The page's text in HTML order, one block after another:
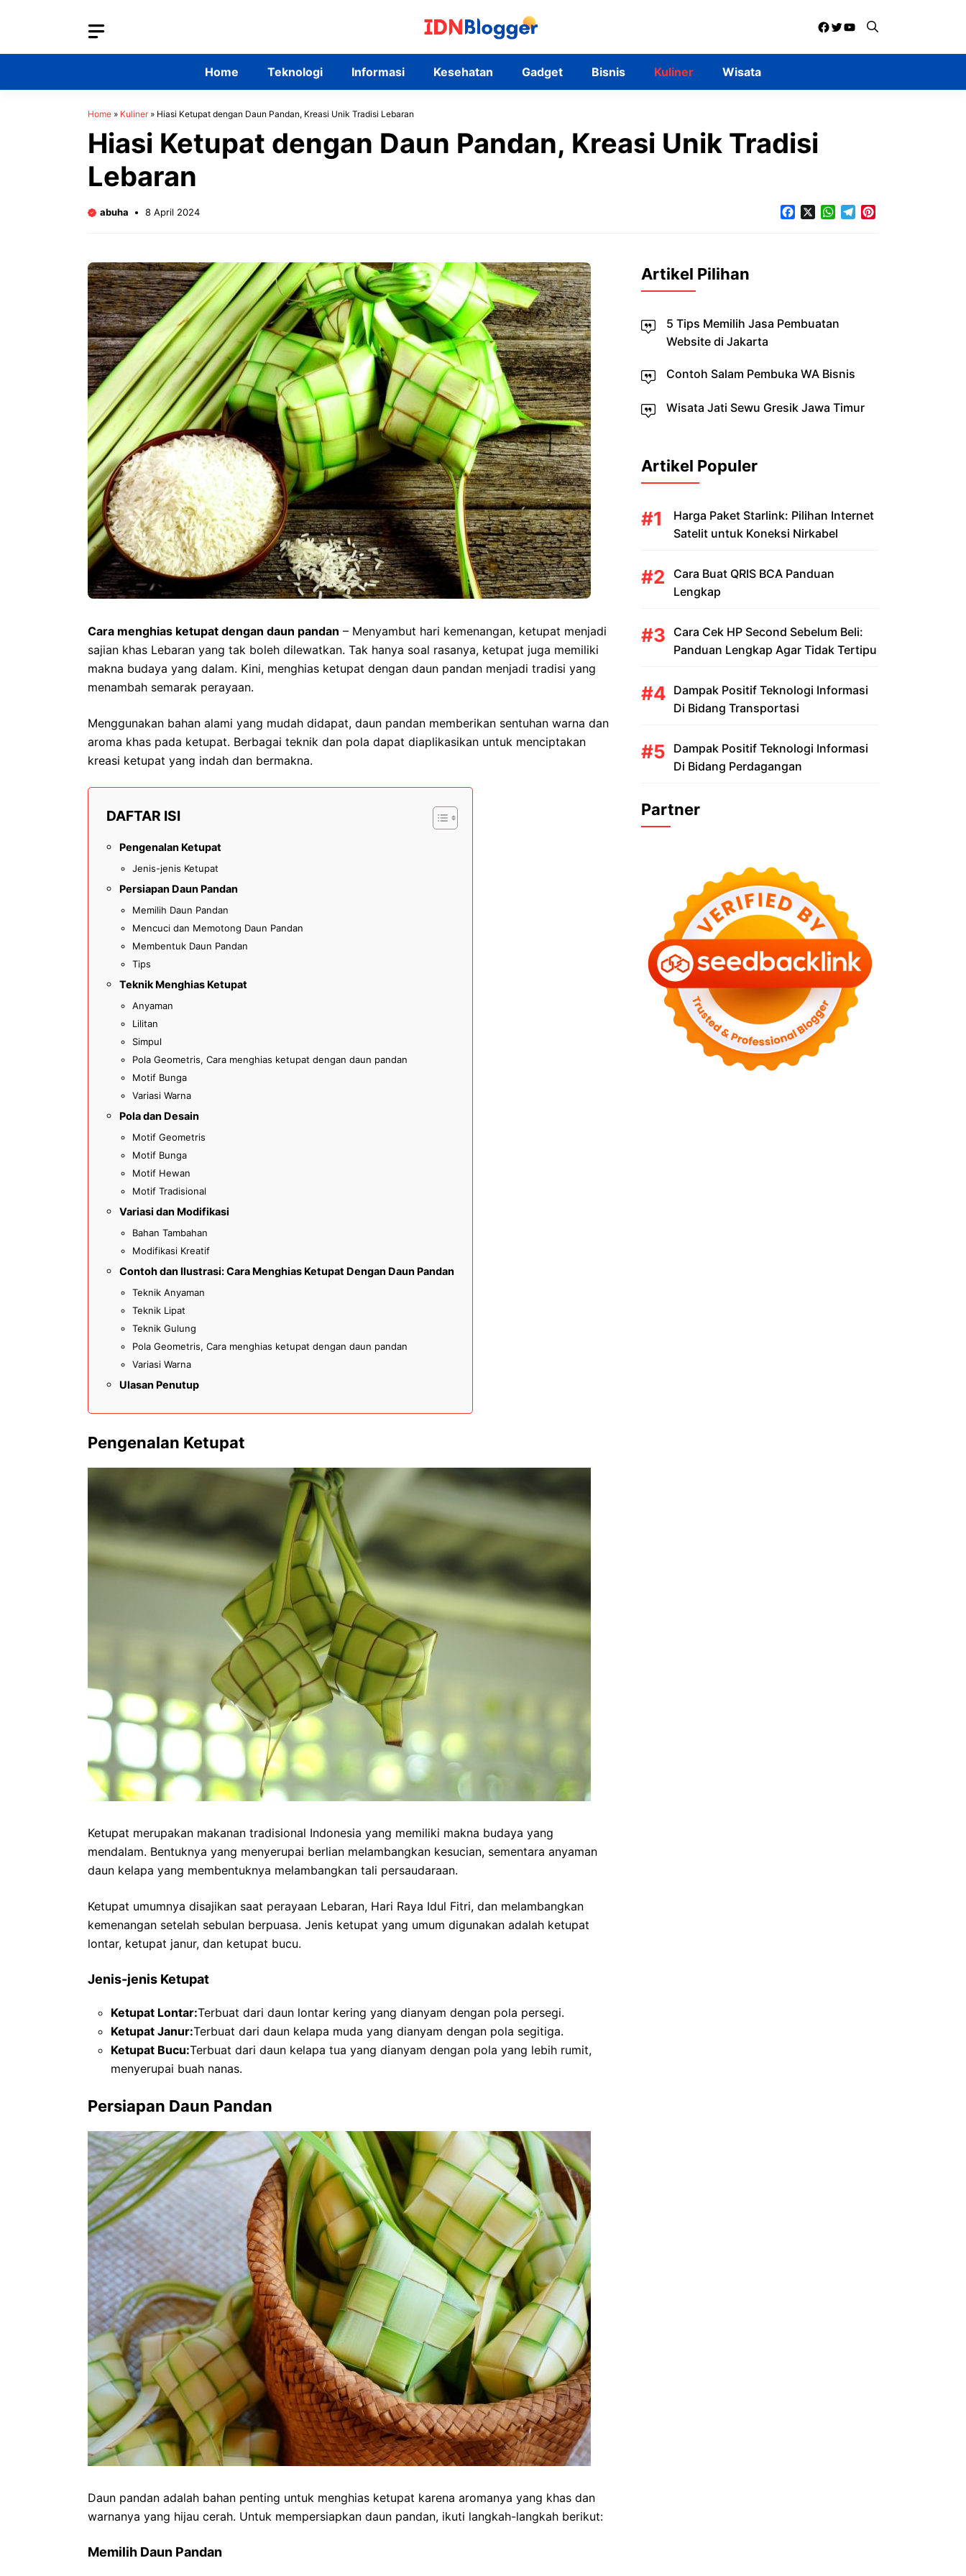
Facebook
Twitter
YouTube
Home Teknologi Informasi Kesehatan Gadget Bisnis Kuliner Wisata
Home » Kuliner» Hiasi Ketupat dengan Daun Pandan, Kreasi Unik Tradisi Lebaran
Hiasi Ketupat dengan Daun Pandan, Kreasi Unik Tradisi
Lebaran
abuha 8 April 2024 FacebookWhatsApp
Telegram
Cara menghias ketupat dengan daun pandan – Menyambut hari kemenangan, ketupat menjadi
sajian khas Lebaran yang tak boleh dilewatkan. Tak hanya soal rasanya, ketupat juga memiliki
makna budaya yang dalam. Kini, menghias ketupat dengan daun pandan menjadi tradisi yang
menambah semarak perayaan.
Menggunakan bahan alami yang mudah didapat, daun pandan memberikan sentuhan warna dan
aroma khas pada ketupat. Berbagai teknik dan pola dapat diaplikasikan untuk menciptakan
kreasi ketupat yang indah dan bermakna.
DAFTAR ISI
Pengenalan Ketupat
Jenis-jenis Ketupat
Persiapan Daun Pandan
Memilih Daun Pandan
Mencuci dan Memotong Daun Pandan
Membentuk Daun Pandan
Tips
Teknik Menghias Ketupat
Anyaman
Lilitan
Simpul
Pola Geometris, Cara menghias ketupat dengan daun pandan
Motif Bunga
Variasi Warna
Pola dan Desain
Motif Geometris
Motif Bunga
Motif Hewan
Motif Tradisional
Variasi dan Modifikasi
Bahan Tambahan
Modifikasi Kreatif
Contoh dan Ilustrasi: Cara Menghias Ketupat Dengan Daun Pandan
Teknik Anyaman
Teknik Lipat
Teknik Gulung
Pola Geometris, Cara menghias ketupat dengan daun pandan
Variasi Warna
Ulasan Penutup
Pengenalan Ketupat
Ketupat merupakan makanan tradisional Indonesia yang memiliki makna budaya yang
mendalam. Bentuknya yang menyerupai berlian melambangkan kesucian, sementara anyaman
daun kelapa yang membentuknya melambangkan tali persaudaraan.
Ketupat umumnya disajikan saat perayaan Lebaran, Hari Raya Idul Fitri, dan melambangkan
kemenangan setelah sebulan berpuasa. Jenis ketupat yang umum digunakan adalah ketupat
lontar, ketupat janur, dan ketupat bucu.
Jenis-jenis Ketupat
Ketupat Lontar:Terbuat dari daun lontar kering yang dianyam dengan pola persegi.
Ketupat Janur:Terbuat dari daun kelapa muda yang dianyam dengan pola segitiga.
Ketupat Bucu:Terbuat dari daun kelapa tua yang dianyam dengan pola yang lebih rumit,
menyerupai buah nanas.
Persiapan Daun Pandan
Daun pandan adalah bahan penting untuk menghias ketupat karena aromanya yang khas dan
warnanya yang hijau cerah. Untuk mempersiapkan daun pandan, ikuti langkah-langkah berikut:
Memilih Daun Pandan
Artikel Pilihan
5 Tips Memilih Jasa Pembuatan
Website di Jakarta
Contoh Salam Pembuka WA Bisnis
Wisata Jati Sewu Gresik Jawa Timur
Artikel Populer
Harga Paket Starlink: Pilihan Internet
Satelit untuk Koneksi Nirkabel
Cara Buat QRIS BCA Panduan
Lengkap
Cara Cek HP Second Sebelum Beli:
Panduan Lengkap Agar Tidak Tertipu
Dampak Positif Teknologi Informasi
Di Bidang Transportasi
Dampak Positif Teknologi Informasi
Di Bidang Perdagangan
Partner